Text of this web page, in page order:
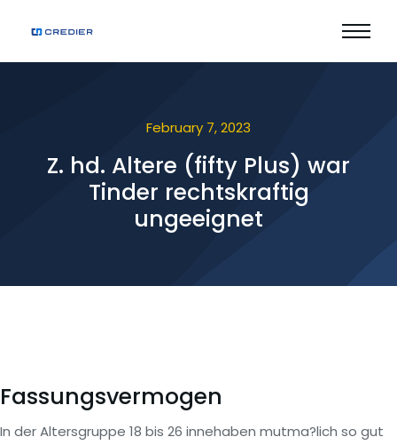
February 7, 2023
Z. hd. Altere (fifty Plus) war
Tinder rechtskraftig
ungeeignet
Fassungsvermogen
In der Altersgruppe 18 bis 26 innehaben mutma?lich so gut